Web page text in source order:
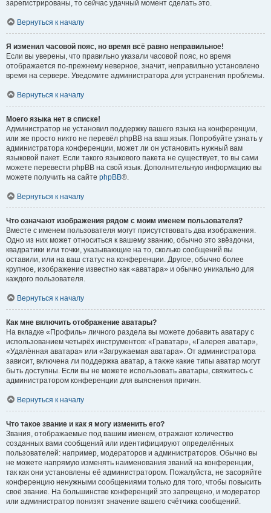
зарегистрированы, то сейчас удачный момент сделать это.
Вернуться к началу
Я изменил часовой пояс, но время всё равно неправильное!
Если вы уверены, что правильно указали часовой пояс, но время
отображается по-прежнему неверное, значит, неправильно установлено
время на сервере. Уведомите администратора для устранения проблемы.
Вернуться к началу
Моего языка нет в списке!
Администратор не установил поддержку вашего языка на конференции,
или же просто никто не перевёл phpBB на ваш язык. Попробуйте узнать у
администратора конференции, может ли он установить нужный вам
языковой пакет. Если такого языкового пакета не существует, то вы сами
можете перевести phpBB на свой язык. Дополнительную информацию вы
можете получить на сайте phpBB®.
Вернуться к началу
Что означают изображения рядом с моим именем пользователя?
Вместе с именем пользователя могут присутствовать два изображения.
Одно из них может относиться к вашему званию, обычно это звёздочки,
квадратики или точки, указывающие на то, сколько сообщений вы
оставили, или на ваш статус на конференции. Другое, обычно более
крупное, изображение известно как «аватара» и обычно уникально для
каждого пользователя.
Вернуться к началу
Как мне включить отображение аватары?
На вкладке «Профиль» личного раздела вы можете добавить аватару с
использованием четырёх инструментов: «Граватар», «Галерея аватар»,
«Удалённая аватара» или «Загружаемая аватара». От администратора
зависит, включена ли поддержка аватар, а также какие типы аватар могут
быть доступны. Если вы не можете использовать аватары, свяжитесь с
администратором конференции для выяснения причин.
Вернуться к началу
Что такое звание и как я могу изменить его?
Звания, отображаемые под вашим именем, отражают количество
созданных вами сообщений или идентифицируют определённых
пользователей: например, модераторов и администраторов. Обычно вы
не можете напрямую изменять наименования званий на конференции,
так как они установлены её администратором. Пожалуйста, не засоряйте
конференцию ненужными сообщениями только для того, чтобы повысить
своё звание. На большинстве конференций это запрещено, и модератор
или администратор понизят значение вашего счётчика сообщений.